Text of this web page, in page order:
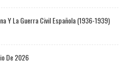
Y La Guerra Civil Española (1936-1939)
De 2026